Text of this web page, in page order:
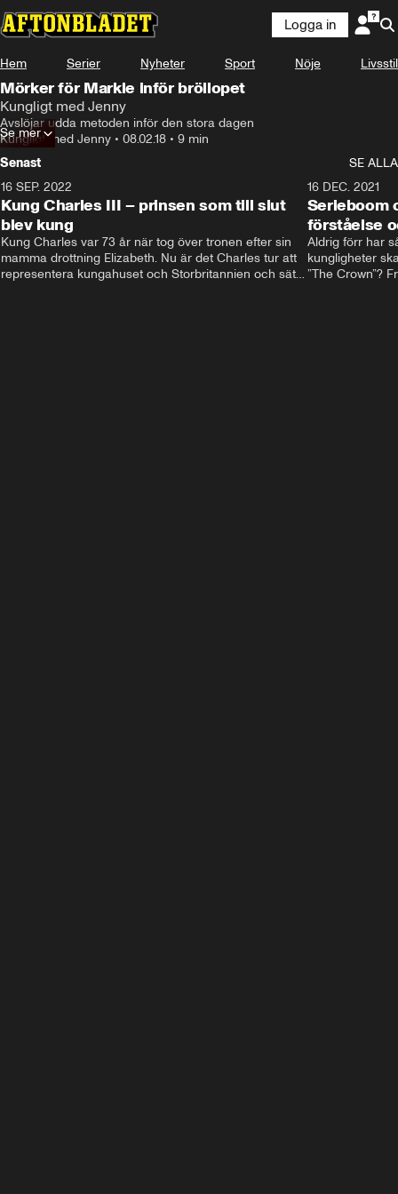
Logga in
Hem Serier Nyheter Sport Nöje Livsstil
Mörker för Markle inför bröllopet
Kungligt med Jenny
Avslöjar udda metoden inför den stora dagen
Kungligt med Jenny • 08.02.18 • 9 min
Se mer
Senast
SE ALLA
16 SEP. 2022
Kung Charles III – prinsen som till slut
blev kung
Kung Charles var 73 år när tog över tronen efter sin
mamma drottning Elizabeth. Nu är det Charles tur att
representera kungahuset och Storbritannien och sätta
16 DEC. 2021
Serieboom
förståelse
Aldrig förr har
kungligheter
”The Crown”?